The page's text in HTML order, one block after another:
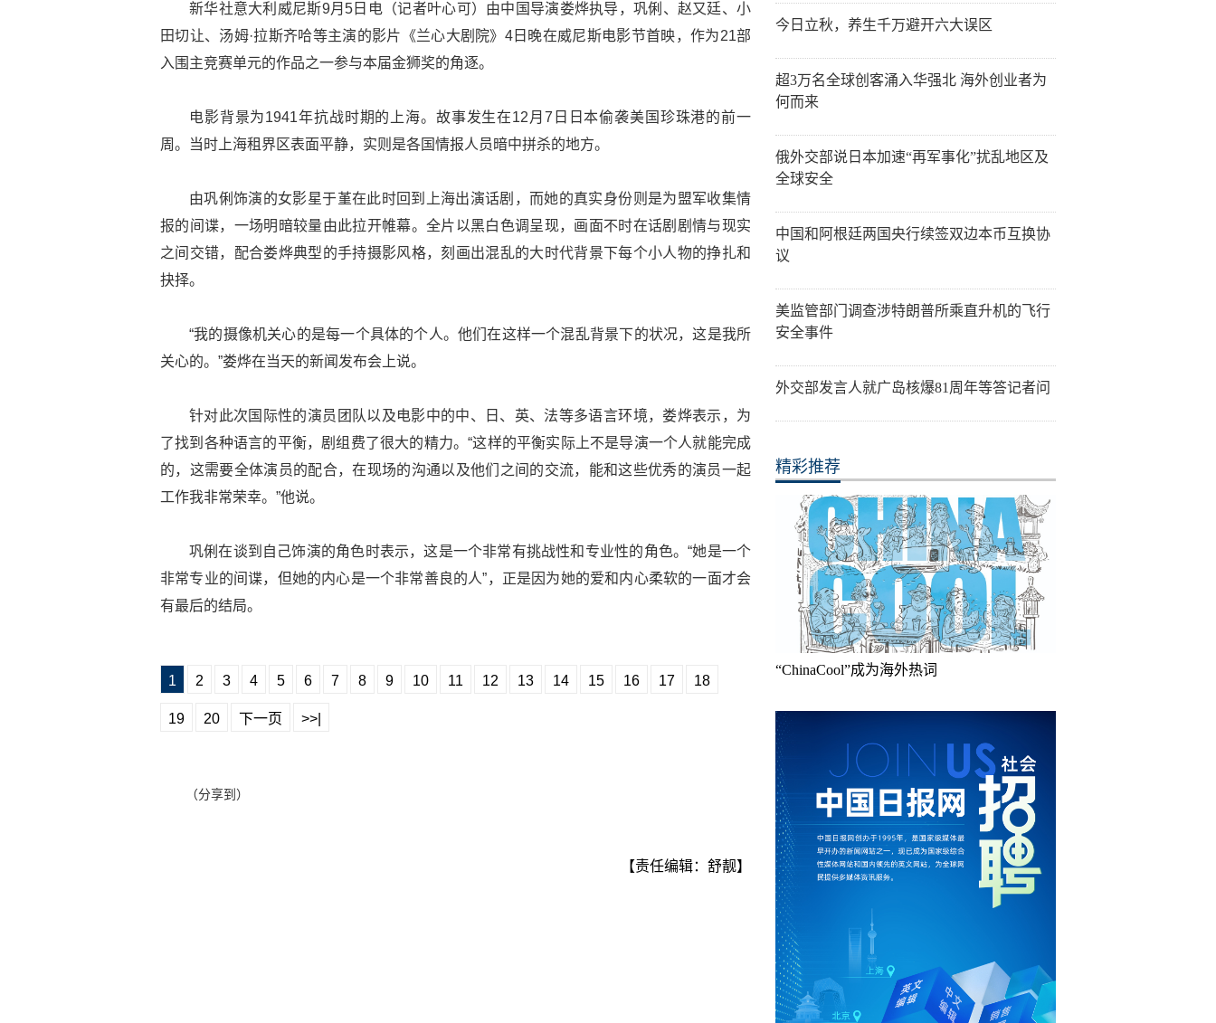
新华社意大利威尼斯9月5日电（记者叶心可）由中国导演娄烨执导，巩俐、赵又廷、小
田切让、汤姆·拉斯齐哈等主演的影片《兰心大剧院》4日晚在威尼斯电影节首映，作为21部
入围主竞赛单元的作品之一参与本届金狮奖的角逐。
电影背景为1941年抗战时期的上海。故事发生在12月7日日本偷袭美国珍珠港的前一
周。当时上海租界区表面平静，实则是各国情报人员暗中拼杀的地方。
由巩俐饰演的女影星于堇在此时回到上海出演话剧，而她的真实身份则是为盟军收集情
报的间谍，一场明暗较量由此拉开帷幕。全片以黑白色调呈现，画面不时在话剧剧情与现实
之间交错，配合娄烨典型的手持摄影风格，刻画出混乱的大时代背景下每个小人物的挣扎和
抉择。
“我的摄像机关心的是每一个具体的个人。他们在这样一个混乱背景下的状况，这是我所
关心的。”娄烨在当天的新闻发布会上说。
针对此次国际性的演员团队以及电影中的中、日、英、法等多语言环境，娄烨表示，为
了找到各种语言的平衡，剧组费了很大的精力。“这样的平衡实际上不是导演一个人就能完成
的，这需要全体演员的配合，在现场的沟通以及他们之间的交流，能和这些优秀的演员一起
工作我非常荣幸。”他说。
巩俐在谈到自己饰演的角色时表示，这是一个非常有挑战性和专业性的角色。“她是一个
非常专业的间谍，但她的内心是一个非常善良的人”，正是因为她的爱和内心柔软的一面才会
有最后的结局。
1 2 3 4 5 6 7 8 9 10 11 12 13 14 15 16 17 18
19 20 下一页 >>|
（分享到）
【责任编辑：舒靓】
今日立秋，养生千万避开六大误区
超3万名全球创客涌入华强北 海外创业者为
何而来
俄外交部说日本加速“再军事化”扰乱地区及
全球安全
中国和阿根廷两国央行续签双边本币互换协
议
美监管部门调查涉特朗普所乘直升机的飞行
安全事件
外交部发言人就广岛核爆81周年等答记者问
精彩推荐
“ChinaCool”成为海外热词